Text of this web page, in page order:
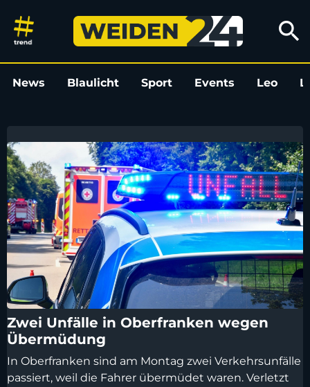
Weiden24
search
News Blaulicht Sport Events Leo
Zwei Unfälle in Oberfranken wegen
Übermüdung
In Oberfranken sind am Montag zwei Verkehrsunfälle
passiert, weil die Fahrer übermüdet waren. Verletzt